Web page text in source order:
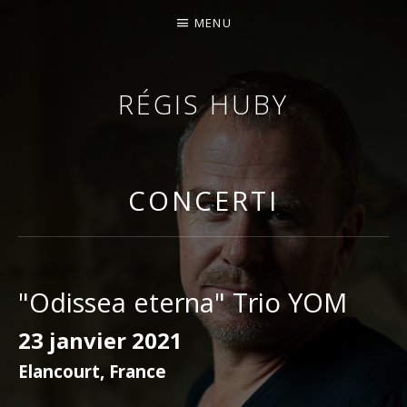
RÉGIS HUBY
VIOLINISTA - IMPROVVISATORE - COMPOSITORE
MENU
CONCERTI
"Odissea eterna" Trio YOM
23 janvier 2021
Elancourt, France